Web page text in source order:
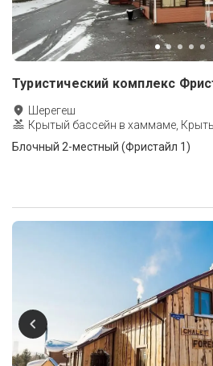
Туристический комплекс
Шерегеш
Крытый бассейн в хаммаме,
Блочный 2-местный (Фристайл 1)